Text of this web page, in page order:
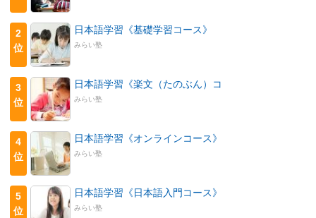
2
位
日本語学習《基礎学習コース》
みらい塾
3
位
日本語学習《楽文（たのぶん）コ
みらい塾
4
位
日本語学習《オンラインコース》
みらい塾
5
位
日本語学習《日本語入門コース》
みらい塾